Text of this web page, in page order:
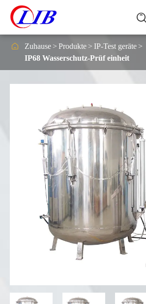

 Zuhause Produkte
IP-Test geräte
IP68 Wasserschutz-Prüf einheit